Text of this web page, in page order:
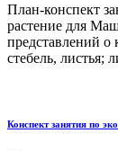
План-конспект
растение для
представлений о
стебель, листья;
Конспект занятия по